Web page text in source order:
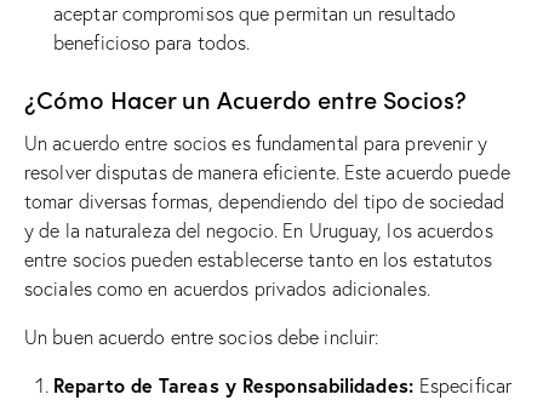
aceptar compromisos que permitan un resultado
beneficioso para todos.
¿Cómo Hacer un Acuerdo entre Socios?
Un acuerdo entre socios es fundamental para prevenir y
resolver disputas de manera eficiente. Este acuerdo puede
tomar diversas formas, dependiendo del tipo de sociedad
y de la naturaleza del negocio. En Uruguay, los acuerdos
entre socios pueden establecerse tanto en los estatutos
sociales como en acuerdos privados adicionales.
Un buen acuerdo entre socios debe incluir:
Reparto de Tareas y Responsabilidades: Especificar